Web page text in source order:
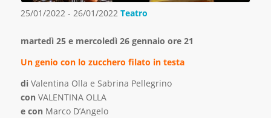
25/01/2022 - 26/01/2022 Teatro
martedì 25 e mercoledì 26 gennaio ore 21
Un genio con lo zucchero filato in testa
diValentina Olla e Sabrina Pellegrino
con VALENTINA OLLA
e con Marco D’Angelo